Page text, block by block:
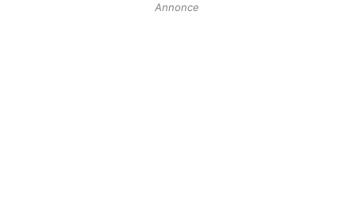
Annonce